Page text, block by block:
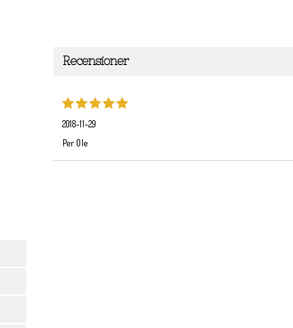
Recensioner
2018-11-29
Per Ole